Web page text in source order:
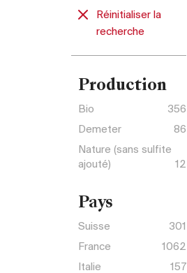
Réinitialiser la
recherche
Production
Bio
356
Demeter
86
Nature (sans sulfite
ajouté)
12
Pays
Suisse
301
France
1062
Italie
157